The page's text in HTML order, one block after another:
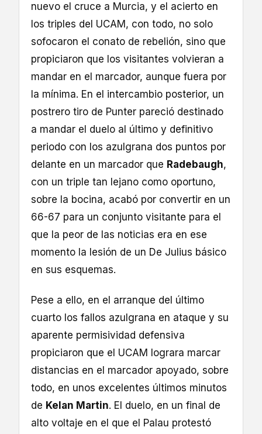
nuevo el cruce a Murcia, y el acierto en
los triples del UCAM, con todo, no solo
sofocaron el conato de rebelión, sino que
propiciaron que los visitantes volvieran a
mandar en el marcador, aunque fuera por
la mínima. En el intercambio posterior, un
postrero tiro de Punter pareció destinado
a mandar el duelo al último y definitivo
periodo con los azulgrana dos puntos por
delante en un marcador que Radebaugh,
con un triple tan lejano como oportuno,
sobre la bocina, acabó por convertir en un
66-67 para un conjunto visitante para el
que la peor de las noticias era en ese
momento la lesión de un De Julius básico
en sus esquemas.
Pese a ello, en el arranque del último
cuarto los fallos azulgrana en ataque y su
aparente permisividad defensiva
propiciaron que el UCAM lograra marcar
distancias en el marcador apoyado, sobre
todo, en unos excelentes últimos minutos
de Kelan Martin. El duelo, en un final de
alto voltaje en el que el Palau protestó